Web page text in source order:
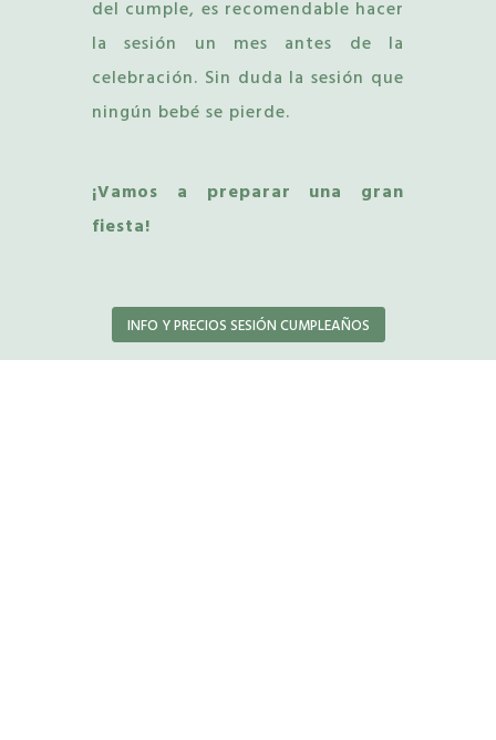
del cumple, es recomendable hacer
la sesión un mes antes de la
celebración. Sin duda la sesión que
ningún bebé se pierde.
¡Vamos a preparar una gran
fiesta!
INFO Y PRECIOS SESIÓN CUMPLEAÑOS